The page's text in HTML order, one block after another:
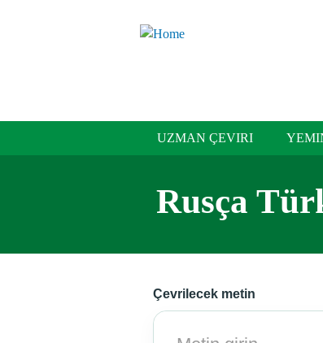
Liyago
UZMAN ÇEVIRI
Rusça
Çevrilecek metin